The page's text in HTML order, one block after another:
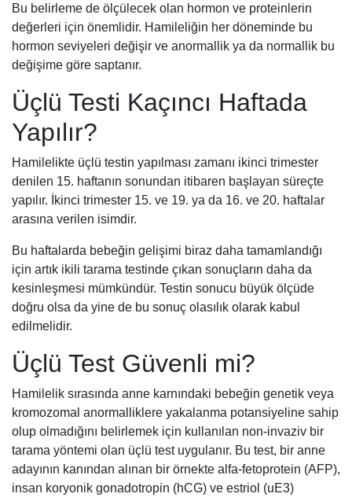
Bu belirleme de ölçülecek olan hormon ve proteinlerin
değerleri için önemlidir. Hamileliğin her döneminde bu
hormon seviyeleri değişir ve anormallik ya da normallik bu
değişime göre saptanır.
Üçlü Testi Kaçıncı Haftada
Yapılır?
Hamilelikte üçlü testin yapılması zamanı ikinci trimester
denilen 15. haftanın sonundan itibaren başlayan süreçte
yapılır. İkinci trimester 15. ve 19. ya da 16. ve 20. haftalar
arasına verilen isimdir.
Bu haftalarda bebeğin gelişimi biraz daha tamamlandığı
için artık ikili tarama testinde çıkan sonuçların daha da
kesinleşmesi mümkündür. Testin sonucu büyük ölçüde
doğru olsa da yine de bu sonuç olasılık olarak kabul
edilmelidir.
Üçlü Test Güvenli mi?
Hamilelik sırasında anne karnındaki bebeğin genetik veya
kromozomal anormalliklere yakalanma potansiyeline sahip
olup olmadığını belirlemek için kullanılan non-invaziv bir
tarama yöntemi olan üçlü test uygulanır. Bu test, bir anne
adayının kanından alınan bir örnekte alfa-fetoprotein (AFP),
insan koryonik gonadotropin (hCG) ve estriol (uE3)